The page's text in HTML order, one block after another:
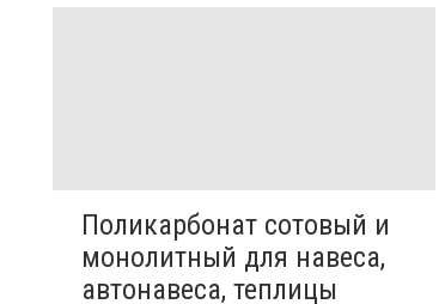
Поликарбонат сотовый и
монолитный для навеса,
автонавеса, теплицы